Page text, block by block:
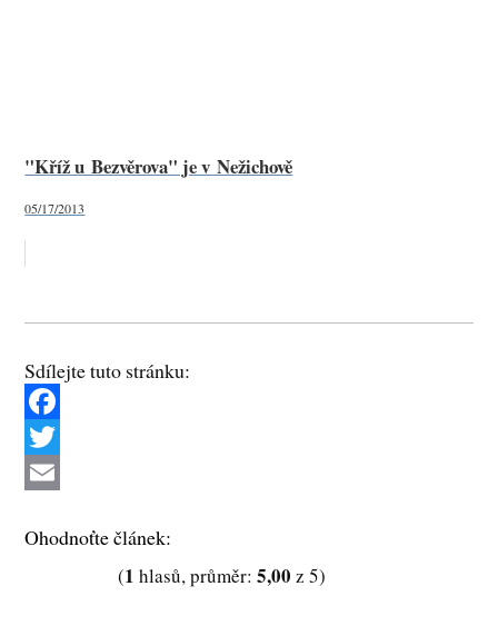
"Kříž u Bezvěrova" je v Nežichově
05/17/2013
Sdílejte tuto stránku:
F
a
e
T
i
m
Ohodnoťte článek:
(1 hlasů, průměr:5,00 z 5)